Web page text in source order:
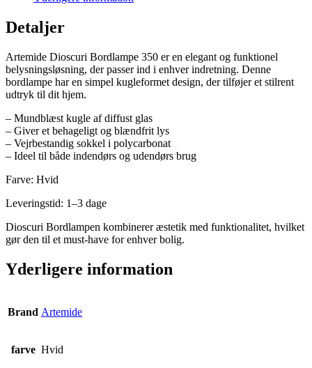
Detaljer
Artemide Dioscuri Bordlampe 350 er en elegant og funktionel
belysningsløsning, der passer ind i enhver indretning. Denne
bordlampe har en simpel kugleformet design, der tilføjer et stilrent
udtryk til dit hjem.
– Mundblæst kugle af diffust glas
– Giver et behageligt og blændfrit lys
– Vejrbestandig sokkel i polycarbonat
– Ideel til både indendørs og udendørs brug
Farve: Hvid
Leveringstid: 1–3 dage
Dioscuri Bordlampen kombinerer æstetik med funktionalitet, hvilket
gør den til et must-have for enhver bolig.
Yderligere information
Brand Artemide
farve Hvid